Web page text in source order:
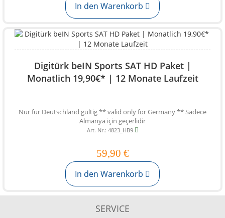
In den Warenkorb
Digitürk beIN Sports SAT HD Paket |
Monatlich 19,90€* | 12 Monate Laufzeit
Nur für Deutschland gültig ** valid only for Germany ** Sadece
Almanya için geçerlidir
Art. Nr.: 4823_HB9
59,90 €
In den Warenkorb
SERVICE